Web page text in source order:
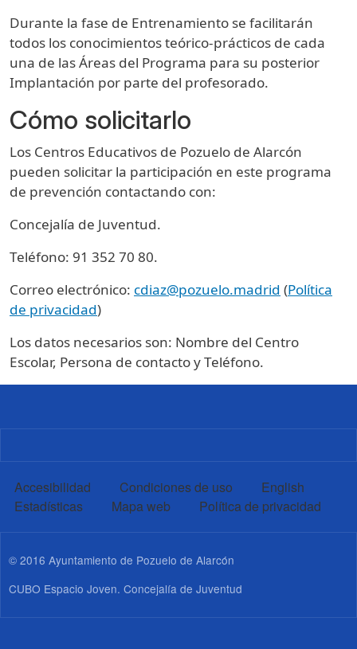
Durante la fase de Entrenamiento se facilitarán
todos los conocimientos teórico-prácticos de cada
una de las Áreas del Programa para su posterior
Implantación por parte del profesorado.
Cómo solicitarlo
Los Centros Educativos de Pozuelo de Alarcón
pueden solicitar la participación en este programa
de prevención contactando con:
Concejalía de Juventud.
Teléfono: 91 352 70 80.
Correo electrónico: cdiaz@pozuelo.madrid (Política
de privacidad)
Los datos necesarios son: Nombre del Centro
Escolar, Persona de contacto y Teléfono.
PIE DE PÁGINA CUBO
Accesibilidad Condiciones de uso
English
Estadísticas
Mapa web Política de privacidad
© 2016 Ayuntamiento de Pozuelo de Alarcón
CUBO Espacio Joven. Concejalía de Juventud